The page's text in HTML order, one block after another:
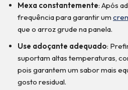
Mexa constantemente: Após
frequência para garantir um
que o arroz grude na panela.
Use adoçante adequado:
suportam altas temperaturas,
pois garantem um sabor mais
gosto residual.